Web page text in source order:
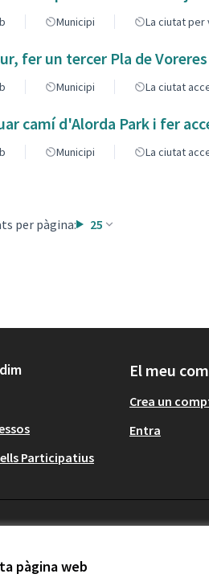
pàgina web
Municipi La ciutat per
fer un tercer Pla de
Municipi La ciutat
camí d'Alorda Park i fer
Municipi La ciutat
per pàgina: 25
Participatius
El meu
Crea un
Entra